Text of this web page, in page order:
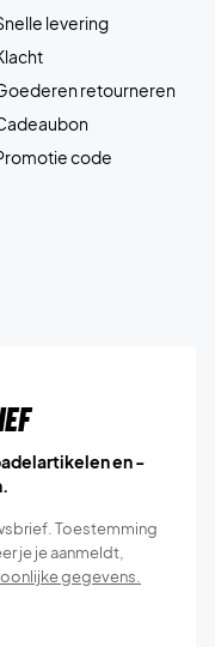
levering
retourneren
code
en -
Toestemming
je je aanmeldt,
gegevens.